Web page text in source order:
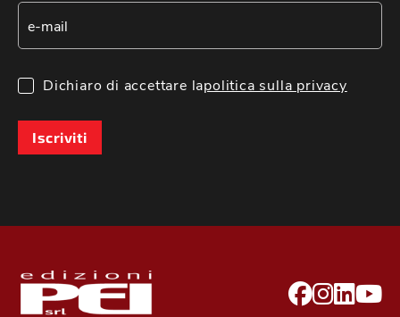
Dichiaro di accettare lapolitica sulla privacy
Iscriviti